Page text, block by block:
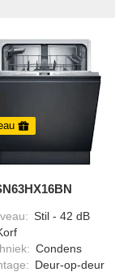
: Stil - 42 dB
: Condens
: Deur-op-deur